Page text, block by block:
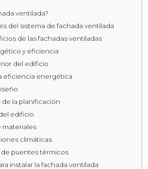
ventilada?
del sistema de fachada ventilada
de las fachadas ventiladas
y eficiencia
del edificio
eficiencia energética
la planificación
edificio
materiales
climáticas
de puentes térmicos
instalar la fachada ventilada